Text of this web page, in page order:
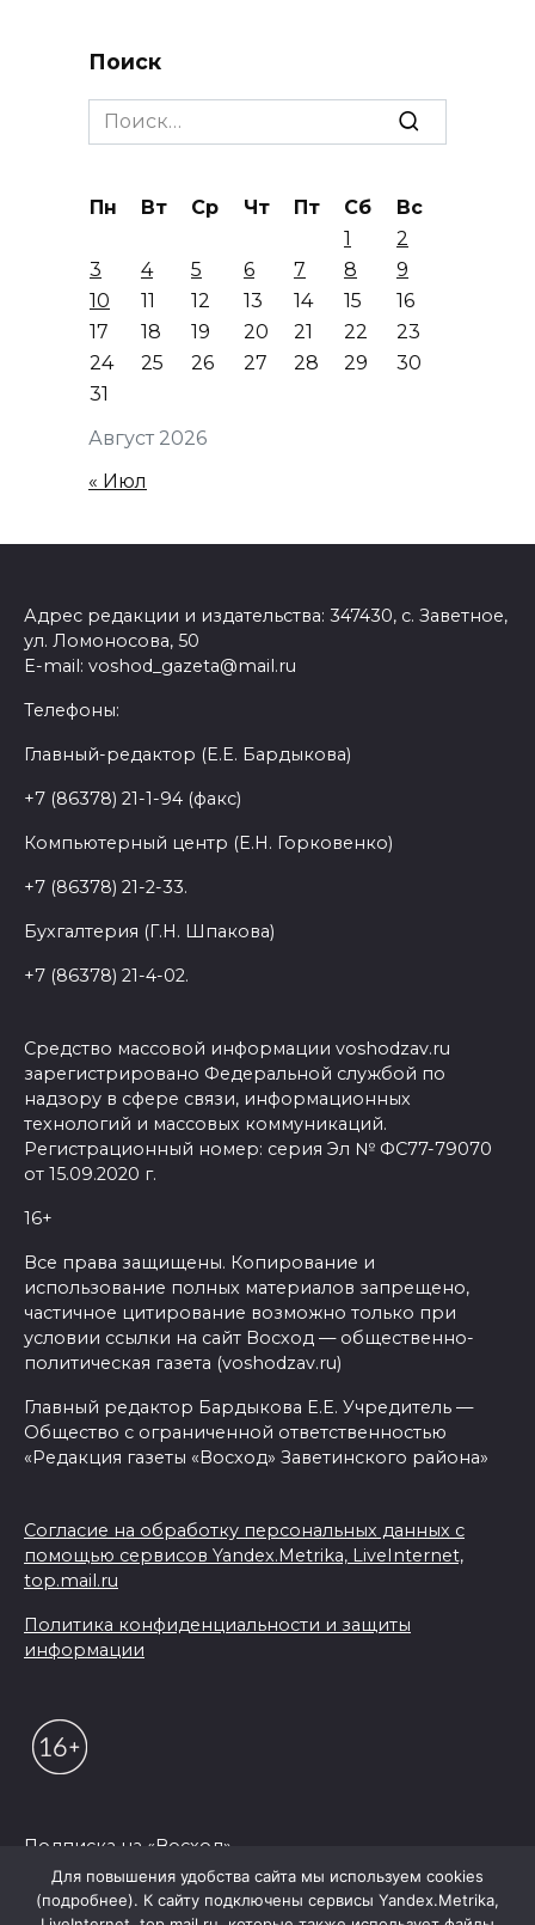
Поиск
Search
for:
Август 2026
Пн Вт Ср Чт Пт Сб
Вс
1
2
3
4 5 6 7 8
9
10
11 12 13 14 15
16
17
18 19 20 21 22
23
24
25 26 27 28 29
30
31
« Июл
Адрес редакции и издательства: 347430, с. Заветное,
ул. Ломоносова, 50
E-mail: voshod_gazeta@mail.ru
Телефоны:
Главный-редактор (Е.Е. Бардыкова)
+7 (86378) 21-1-94 (факс)
Компьютерный центр (Е.Н. Горковенко)
+7 (86378) 21-2-33.
Бухгалтерия (Г.Н. Шпакова)
+7 (86378) 21-4-02.
Средство массовой информации voshodzav.ru
зарегистрировано Федеральной службой по
надзору в сфере связи, информационных
технологий и массовых коммуникаций.
Регистрационный номер: серия Эл № ФС77-79070
от 15.09.2020 г.
16+
Все права защищены. Копирование и
использование полных материалов запрещено,
частичное цитирование возможно только при
условии ссылки на сайт Восход — общественно-
политическая газета (voshodzav.ru)
Главный редактор Бардыкова Е.Е. Учредитель —
Общество с ограниченной ответственностью
«Редакция газеты «Восход» Заветинского района»
Согласие на обработку персональных данных с
помощью сервисов Yandex.Metrika, LiveInternet,
top.mail.ru
Политика конфиденциальности и защиты
информации
Подписка на «Восход»
Для повышения удобства сайта мы используем cookies
(подробнее). К сайту подключены сервисы Yandex.Metrika,